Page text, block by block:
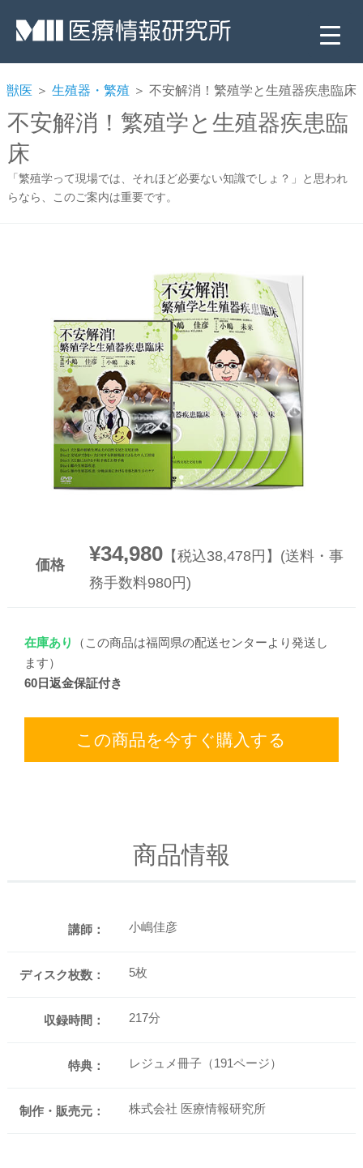
獣医 ＞ 生殖器・繁殖 ＞ 不安解消！繁殖学と生殖器疾患臨床
不安解消！繁殖学と生殖器疾患臨
床
「繁殖学って現場では、それほど必要ない知識でしょ？」と思われ
らなら、このご案内は重要です。
価格 ¥34,980【税込38,478円】(送料・事
務手数料980円)
在庫あり
（この商品は福岡県の配送センターより発送し
ます）
60日返金保証付き
この商品を今すぐ購入する
商品情報
講師： 小嶋佳彦
ディスク枚数： 5枚
収録時間： 217分
特典： レジュメ冊子（191ページ）
制作・販売元： 株式会社 医療情報研究所